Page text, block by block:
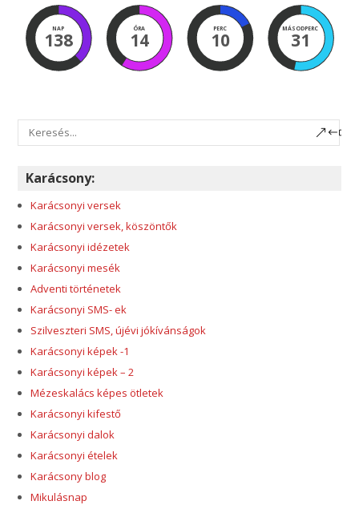
NAP
138
ÓRA
14
PERC
10
MÁSODPERC
30
Karácsony:
Karácsonyi versek
Karácsonyi versek, köszöntők
Karácsonyi idézetek
Karácsonyi mesék
Adventi történetek
Karácsonyi SMS- ek
Szilveszteri SMS, újévi jókívánságok
Karácsonyi képek -1
Karácsonyi képek – 2
Mézeskalács képes ötletek
Karácsonyi kifestő
Karácsonyi dalok
Karácsonyi ételek
Karácsony blog
Mikulásnap